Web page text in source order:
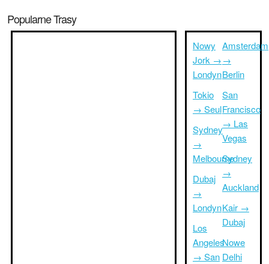
Popularne Trasy
Nowy
Jork →
Londyn
Tokio
→ Seul
Sydney
→
Melbourne
Dubaj
→
Londyn
Los
Angeles
→ San
Amsterdam
→
Berlin
San
Francisco
→ Las
Vegas
Sydney
→
Auckland
Kair →
Dubaj
Nowe
Delhi